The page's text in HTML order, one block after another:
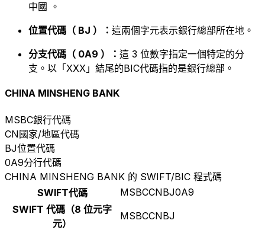
中國 。
位置代碼（ BJ ）： 這兩個字元表示銀行總部所在地。
分支代碼（ 0A9 ）： 這 3 位數字指定一個特定的分
支。以「XXX」結尾的BIC代碼指的是銀行總部。
CHINA MINSHENG BANK
MSBC銀行代碼
CN國家/地區代碼
BJ位置代碼
0A9分行代碼
CHINA MINSHENG BANK 的 SWIFT/BIC 程式碼
SWIFT代碼
MSBCCNBJ0A9
SWIFT 代碼（8 位元字
元）
MSBCCNBJ